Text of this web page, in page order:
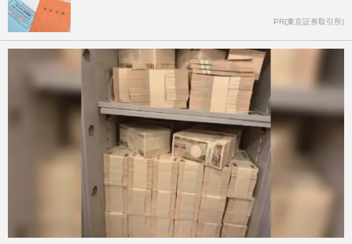
PR(東京証券取引所)